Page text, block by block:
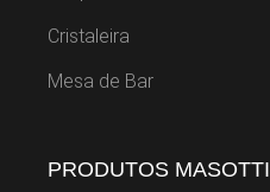
Cristaleira
Mesa de Bar
PRODUTOS MASOTTI